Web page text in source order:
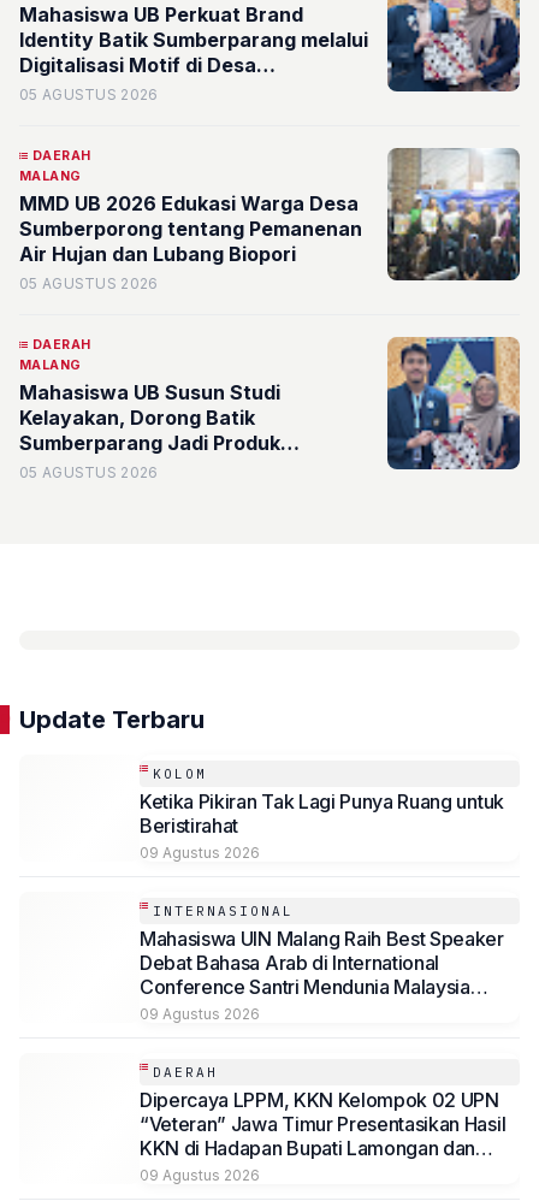
Mahasiswa UB Perkuat Brand
Identity Batik Sumberparang melalui
Digitalisasi Motif di Desa
Sumberporong
05 AGUSTUS 2026
DAERAH
MALANG
MMD UB 2026 Edukasi Warga Desa
Sumberporong tentang Pemanenan
Air Hujan dan Lubang Biopori
05 AGUSTUS 2026
DAERAH
MALANG
Mahasiswa UB Susun Studi
Kelayakan, Dorong Batik
Sumberparang Jadi Produk
Unggulan dan Identitas Desa
05 AGUSTUS 2026
Update Terbaru
KOLOM
Ketika Pikiran Tak Lagi Punya Ruang untuk
Beristirahat
09 Agustus 2026
INTERNASIONAL
Mahasiswa UIN Malang Raih Best Speaker
Debat Bahasa Arab di International
Conference Santri Mendunia Malaysia
Batch 6
09 Agustus 2026
DAERAH
Dipercaya LPPM, KKN Kelompok 02 UPN
“Veteran” Jawa Timur Presentasikan Hasil
KKN di Hadapan Bupati Lamongan dan
Jajaran
09 Agustus 2026